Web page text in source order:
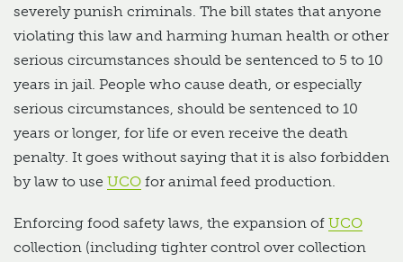
severely punish criminals. The bill states that anyone
violating this law and harming human health or other
serious circumstances should be sentenced to 5 to 10
years in jail. People who cause death, or especially
serious circumstances, should be sentenced to 10
years or longer, for life or even receive the death
penalty. It goes without saying that it is also forbidden
by law to use UCO for animal feed production.
Enforcing food safety laws, the expansion of UCO
collection (including tighter control over collection